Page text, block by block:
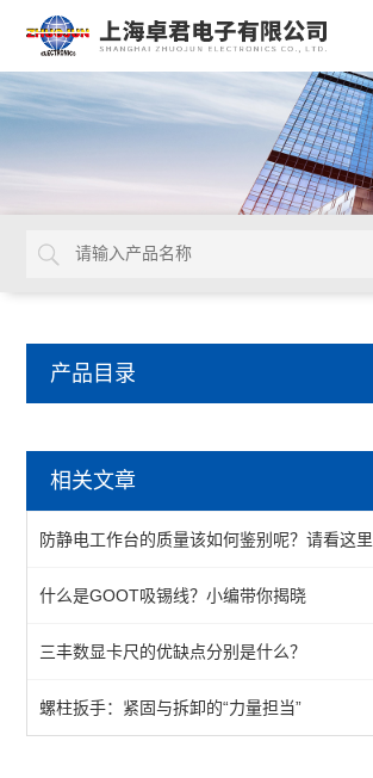
产品目录
延长杆
棘轮头
动态扭矩测试仪
扭力测试仪
接地螺柱扳手
相关文章
防静电工作台的质量该如何鉴别呢？请看这里
什么是GOOT吸锡线？小编带你揭晓
三丰数显卡尺的优缺点分别是什么？
螺柱扳手：紧固与拆卸的“力量担当”